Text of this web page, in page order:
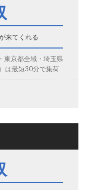
来てくれる
東京都全域・埼玉県
は最短30分で集荷